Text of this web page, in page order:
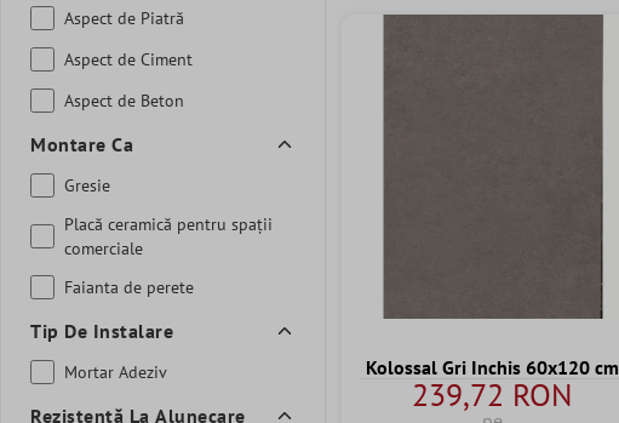
Aspect de Piatră
Aspect de Ciment
Aspect de Beton
Montare Ca
Gresie
Placă ceramică pentru spații
comerciale
Faianta de perete
Tip De Instalare
Mortar Adeziv
Rezistență La Alunecare
Kolossal Gri Inchis 60x120 cm
239,72 RON